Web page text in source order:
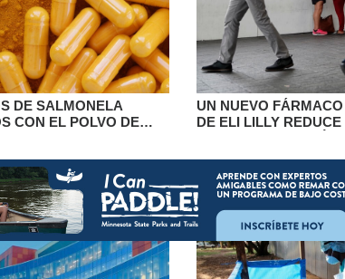
DE SALMONELA
CON EL POLVO DE
UN NUEVO
DE ELI LILLY